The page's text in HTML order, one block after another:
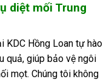
diệt mối Trung
KDC Hồng Loan tự hào
quả, giúp bảo vệ ngôi
mọt. Chúng tôi không